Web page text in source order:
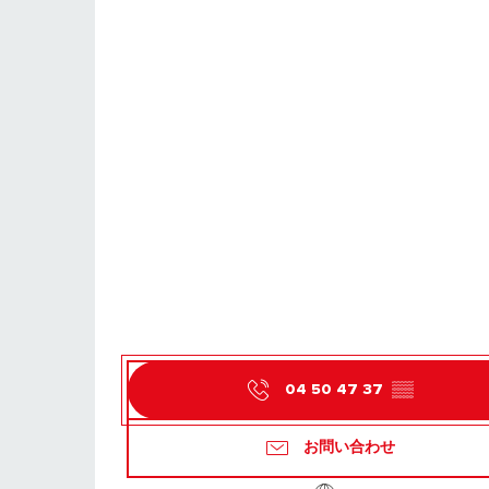
04 50 47 37 ▒▒
お問い合わせ